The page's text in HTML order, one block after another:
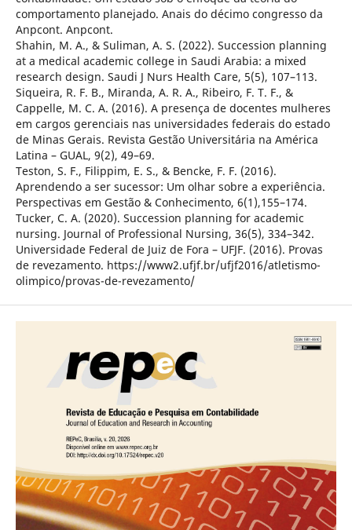
comportamento planejado. Anais do décimo congresso da
Anpcont. Anpcont.
Shahin, M. A., & Suliman, A. S. (2022). Succession planning
at a medical academic college in Saudi Arabia: a mixed
research design. Saudi J Nurs Health Care, 5(5), 107–113.
Siqueira, R. F. B., Miranda, A. R. A., Ribeiro, F. T. F., &
Cappelle, M. C. A. (2016). A presença de docentes mulheres
em cargos gerenciais nas universidades federais do estado
de Minas Gerais. Revista Gestão Universitária na América
Latina – GUAL, 9(2), 49–69.
Teston, S. F., Filippim, E. S., & Bencke, F. F. (2016).
Aprendendo a ser sucessor: Um olhar sobre a experiência.
Perspectivas em Gestão & Conhecimento, 6(1),155–174.
Tucker, C. A. (2020). Succession planning for academic
nursing. Journal of Professional Nursing, 36(5), 334–342.
Universidade Federal de Juiz de Fora – UFJF. (2016). Provas
de revezamento. https://www2.ufjf.br/ufjf2016/atletismo-
olimpico/provas-de-revezamento/